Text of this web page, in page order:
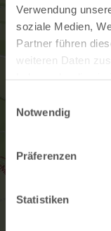
Verwendung
soziale Medien,
Partner führen
weiteren Daten
Notwendig
Präferenzen
Statistiken